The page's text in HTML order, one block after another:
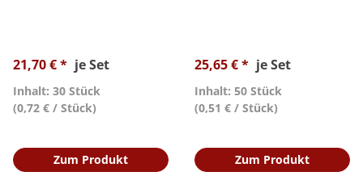
21,70 € * je Set
Inhalt: 30 Stück
(0,72 € / Stück)
Zum Produkt
25,65 € * je Set
Inhalt: 50 Stück
(0,51 € / Stück)
Zum Produkt